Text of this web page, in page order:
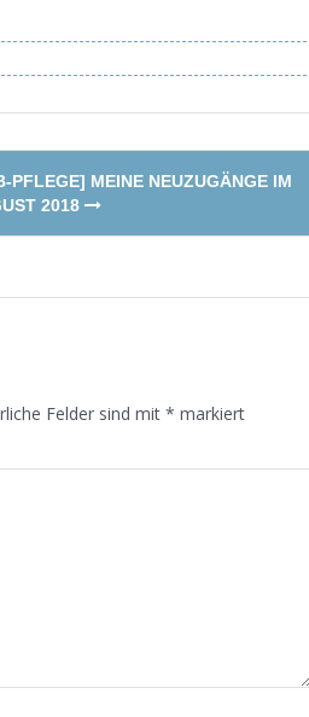
PFLEGE] MEINE NEUZUGÄNGE IM
2018
Felder sind mit * markiert